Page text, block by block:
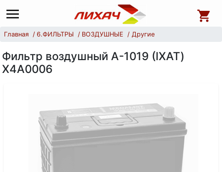
Главная 6.ФИЛЬТРЫ ВОЗДУШНЫЕ Другие
Фильтр воздушный А-1019 (IXAT)
X4A0006